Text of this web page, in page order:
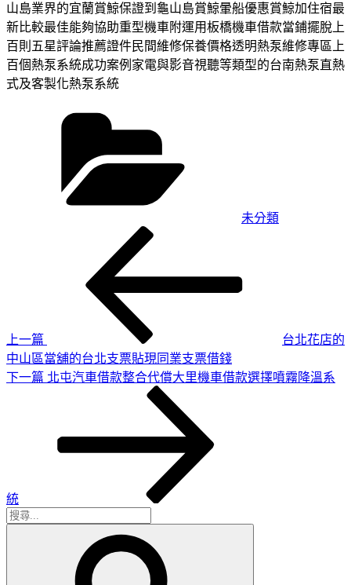
山島業界的宜蘭賞鯨保證到龜山島賞鯨暈船優惠賞鯨加住宿最
新比較最佳能夠協助重型機車附運用板橋機車借款當鋪擺脫上
百則五星評論推薦證件民間維修保養價格透明熱泵維修專區上
百個熱泵系統成功案例家電與影音視聽等類型的台南熱泵直熱
式及客製化熱泵系統
未分類
上一篇
台北花店的
中山區當舖的台北支票貼現同業支票借錢
下
下一篇 北屯汽車借款整合代償大里機車借款選擇噴霧降溫系
統
搜